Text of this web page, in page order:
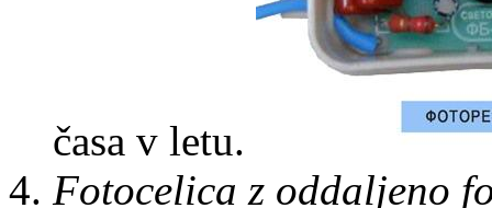
časa v letu.
Fotocelica z oddaljeno